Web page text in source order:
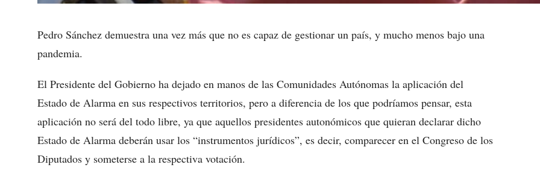
Pedro Sánchez demuestra una vez más que no es capaz de gestionar un país, y mucho menos bajo una
pandemia.
El Presidente del Gobierno ha dejado en manos de las Comunidades Autónomas la aplicación del
Estado de Alarma en sus respectivos territorios, pero a diferencia de los que podríamos pensar, esta
aplicación no será del todo libre, ya que aquellos presidentes autonómicos que quieran declarar dicho
Estado de Alarma deberán usar los “instrumentos jurídicos”, es decir, comparecer en el Congreso de los
Diputados y someterse a la respectiva votación.